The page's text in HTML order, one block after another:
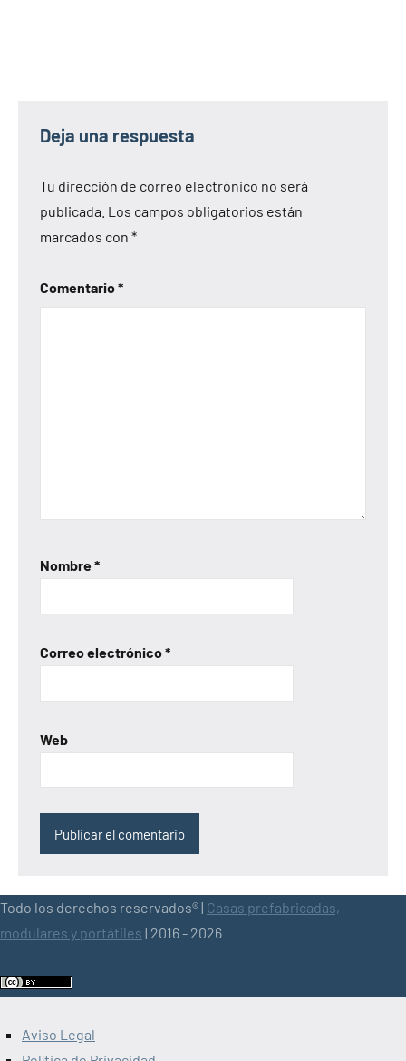
Deja una respuesta
Tu dirección de correo electrónico no será
publicada. Los campos obligatorios están
marcados con *
Comentario*
Nombre*
Correo electrónico*
Web
Todo los derechos reservados® | Casas prefabricadas,
modulares y portátiles | 2016 - 2026
Aviso Legal